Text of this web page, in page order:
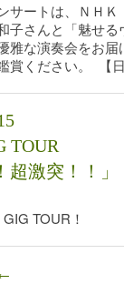
サートは、ＮＨＫ
子さんと「魅せる
雅な演奏会をお
賞ください。 【
TOUR
超激突！！」
TOUR！